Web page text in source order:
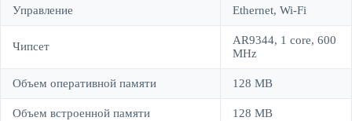
Управление Ethernet, Wi-Fi
Чипсет
AR9344, 1 core, 600
MHz
Объем оперативной памяти 128 MB
Объем встроенной памяти 128 MB